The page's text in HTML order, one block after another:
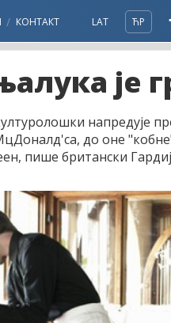
КОНТАКТ LAT ЋР
је
напредује
до оне
пише британски